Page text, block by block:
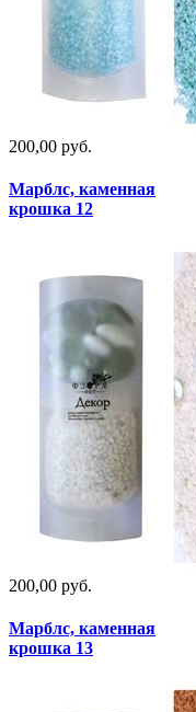
200,00 руб.
Марблс, каменная
крошка 12
200,00 руб.
Марблс, каменная
крошка 13